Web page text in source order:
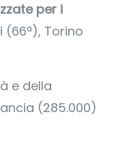
per i
(66ª), Torino
e della
(285.000)